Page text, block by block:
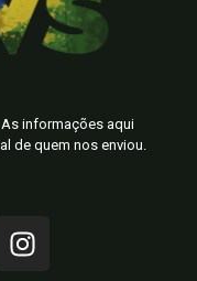
informações aqui
de quem nos enviou.